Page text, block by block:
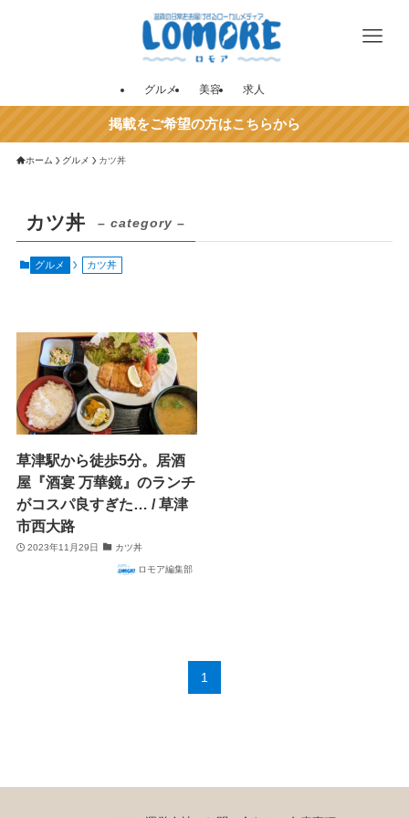
グルメ 美容 求人
掲載をご希望の方はこちらから
ホーム グルメ カツ丼
カツ丼 – category –
グルメ カツ丼
草津駅から徒歩5分。居酒
屋『酒宴 万華鏡』のランチ
がコスパ良すぎた… / 草津
市西大路
2023年11月29日 カツ丼
ロモア編集部
1